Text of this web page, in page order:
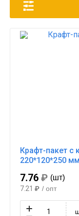
Крафт-пакет с
220*120*250 мм
7.76 ₽ (шт)
7.21 ₽ / опт